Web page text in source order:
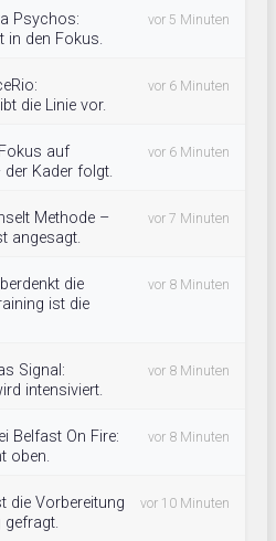
Psychos:
in den Fokus.
vor 5 Minuten
die Linie vor.
vor 6 Minuten
auf
Kader folgt.
vor 6 Minuten
Methode –
angesagt.
vor 7 Minuten
die
ist die
vor 8 Minuten
Signal:
intensiviert.
vor 8 Minuten
Belfast On Fire:
oben.
vor 8 Minuten
die Vorbereitung
gefragt.
vor 10 Minuten